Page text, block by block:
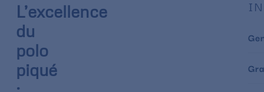
L’excellence
du
polo
piqué